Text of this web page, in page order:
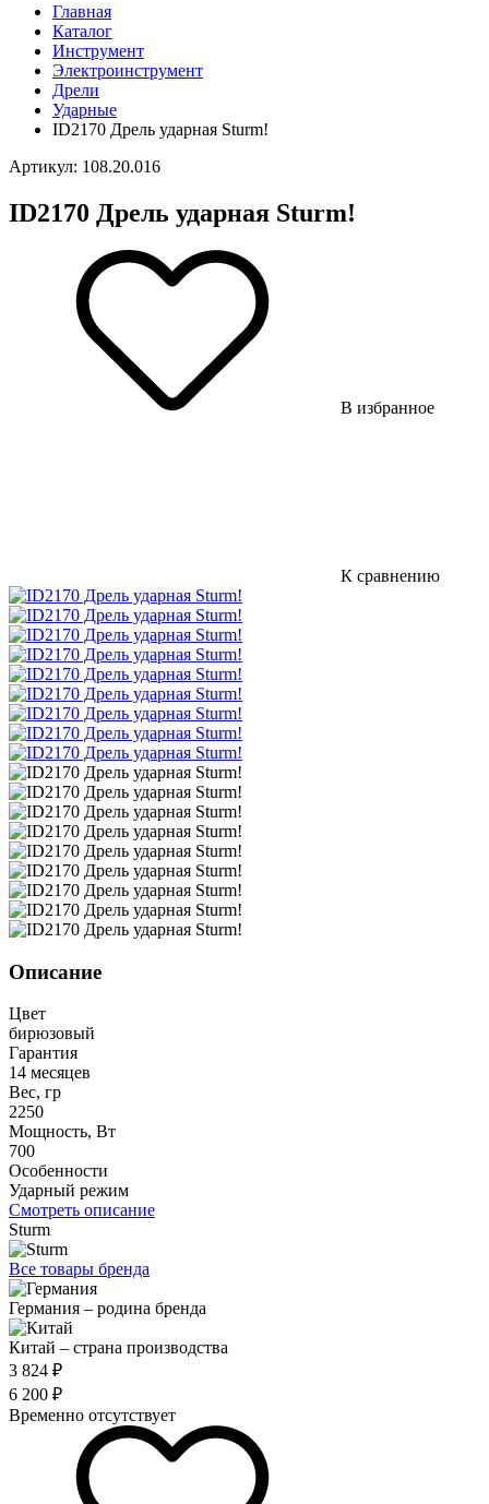
Главная
Каталог
Инструмент
Электроинструмент
Дрели
Ударные
ID2170 Дрель ударная Sturm!
Артикул: 108.20.016
ID2170 Дрель ударная Sturm!
В избранное
К сравнению
Описание
Цвет
бирюзовый
Гарантия
14 месяцев
Вес, гр
2250
Мощность, Вт
700
Особенности
Ударный режим
Смотреть описание
Sturm
Все товары бренда
Германия – родина бренда
Китай – страна производства
3 824 ₽
6 200 ₽
Временно отсутствует